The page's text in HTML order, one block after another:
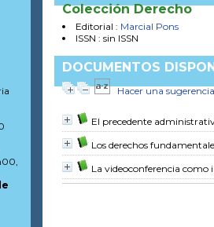
Colección Derecho
Editorial : Marcial Pons
ISSN : sin ISSN
DOCUMENTOS
Hacer una sugerencia
El precedente
Los derechos
La videoconferencia